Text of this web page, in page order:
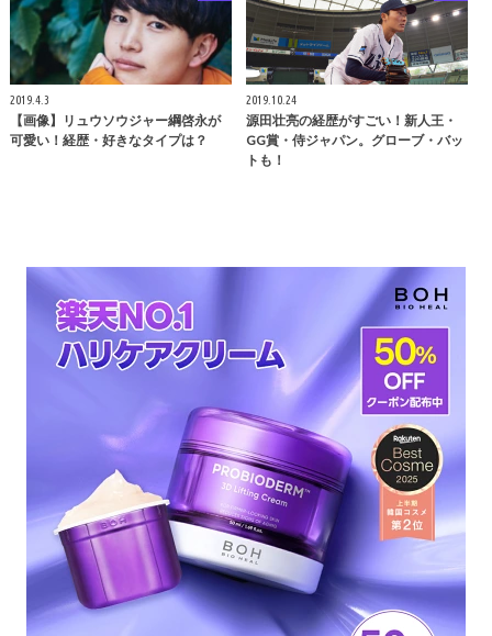
2019.4.3
【画像】リュウソウジャー綱啓永が
可愛い！経歴・好きなタイプは？
2019.10.24
源田壮亮の経歴がすごい！新人王・
GG賞・侍ジャパン。グローブ・バッ
トも！